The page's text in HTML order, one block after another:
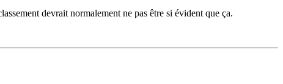
devrait normalement ne pas être si évident que ça.